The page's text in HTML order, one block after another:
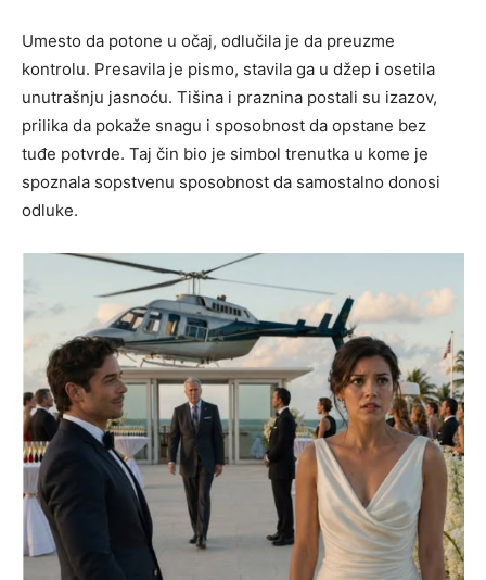
Umesto da potone u očaj, odlučila je da preuzme
kontrolu. Presavila je pismo, stavila ga u džep i osetila
unutrašnju jasnoću. Tišina i praznina postali su izazov,
prilika da pokaže snagu i sposobnost da opstane bez
tuđe potvrde. Taj čin bio je simbol trenutka u kome je
spoznala sopstvenu sposobnost da samostalno donosi
odluke.